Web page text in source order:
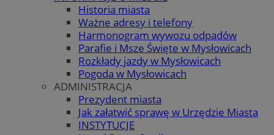
Historia miasta
Ważne adresy i telefony
Harmonogram wywozu odpadów
Parafie i Msze Święte w Mysłowicach
Rozkłady jazdy w Mysłowicach
Pogoda w Mysłowicach
ADMINISTRACJA
Prezydent miasta
Jak załatwić sprawę w Urzędzie Miasta
INSTYTUCJE